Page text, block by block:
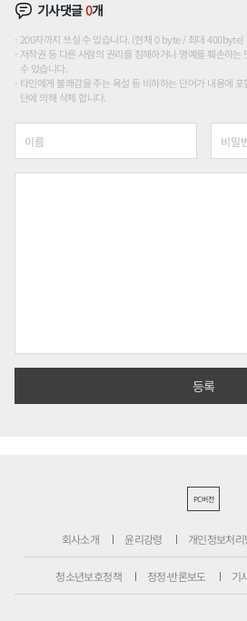
기사댓글0개
200자까지 쓰실 수 있습니다. (현재 0 byte / 최대 400byte)
저작권 등 다른 사람의 권리를 침해하거나 명예를 훼손하
수 있습니다.
타인에게 불쾌감을 주는 욕설 등 비하하는 단어가 내용에
단에 의해 삭제 합니다.
PC버전
회사소개 윤리강령 개인정보처
청소년보호정책 정정·반론보도 기